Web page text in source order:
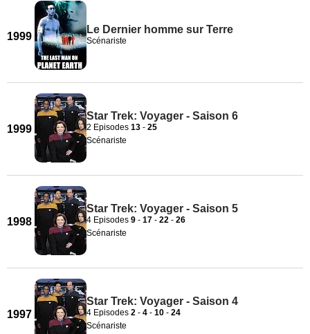
1999
Le Dernier homme sur Terre
Scénariste
1999
Star Trek: Voyager - Saison 6
2 Episodes 13 - 25
Scénariste
1998
Star Trek: Voyager - Saison 5
4 Episodes 9 - 17 - 22 - 26
Scénariste
1997
Star Trek: Voyager - Saison 4
4 Episodes 2 - 4 - 10 - 24
Scénariste